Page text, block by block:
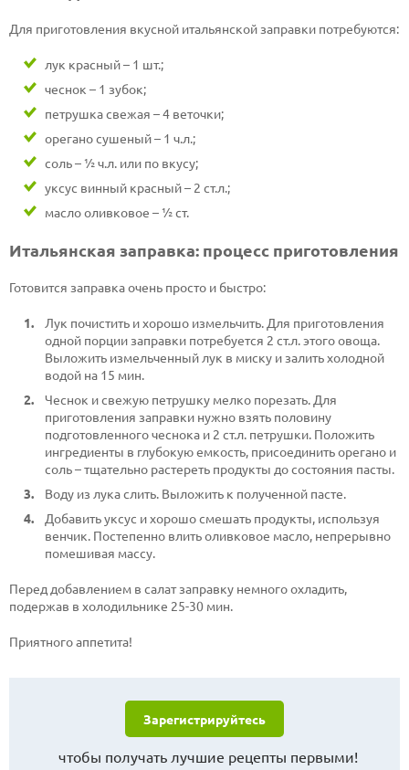
Для приготовления вкусной итальянской заправки потребуются:
лук красный – 1 шт.;
чеснок – 1 зубок;
петрушка свежая – 4 веточки;
орегано сушеный – 1 ч.л.;
соль – ½ ч.л. или по вкусу;
уксус винный красный – 2 ст.л.;
масло оливковое – ½ ст.
Итальянская заправка: процесс приготовления
Готовится заправка очень просто и быстро:
Лук почистить и хорошо измельчить. Для приготовления
одной порции заправки потребуется 2 ст.л. этого овоща.
Выложить измельченный лук в миску и залить холодной
водой на 15 мин.
Чеснок и свежую петрушку мелко порезать. Для
приготовления заправки нужно взять половину
подготовленного чеснока и 2 ст.л. петрушки. Положить
ингредиенты в глубокую емкость, присоединить орегано и
соль – тщательно растереть продукты до состояния пасты.
Воду из лука слить. Выложить к полученной пасте.
Добавить уксус и хорошо смешать продукты, используя
венчик. Постепенно влить оливковое масло, непрерывно
помешивая массу.
Перед добавлением в салат заправку немного охладить,
подержав в холодильнике 25-30 мин.
Приятного аппетита!
Зарегистрируйтесь
чтобы получать лучшие рецепты первыми!